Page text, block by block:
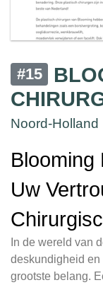
#15
Noord-Holland
Blooming
Uw
In de wereld van
deskundigheid
grootste belang.